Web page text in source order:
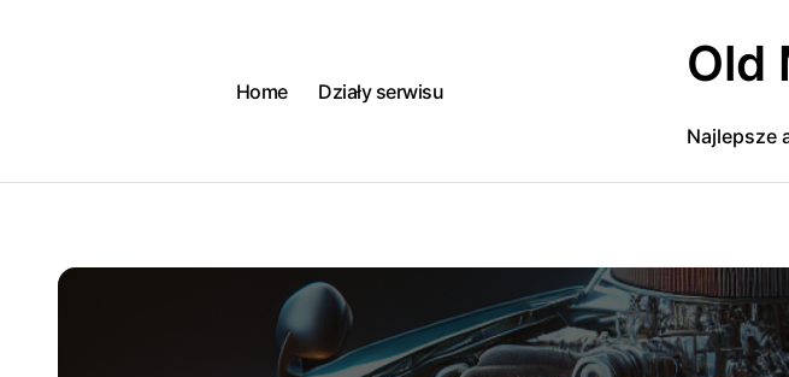
Home
Działy serwisu Old
Najlepsze